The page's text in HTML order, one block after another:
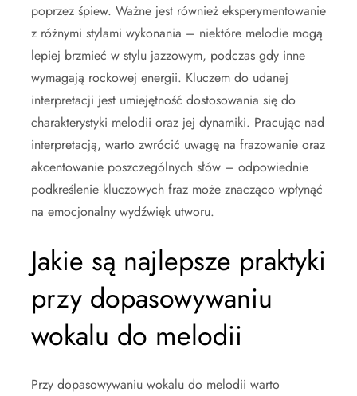
poprzez śpiew. Ważne jest również eksperymentowanie
z różnymi stylami wykonania – niektóre melodie mogą
lepiej brzmieć w stylu jazzowym, podczas gdy inne
wymagają rockowej energii. Kluczem do udanej
interpretacji jest umiejętność dostosowania się do
charakterystyki melodii oraz jej dynamiki. Pracując nad
interpretacją, warto zwrócić uwagę na frazowanie oraz
akcentowanie poszczególnych słów – odpowiednie
podkreślenie kluczowych fraz może znacząco wpłynąć
na emocjonalny wydźwięk utworu.
Jakie są najlepsze praktyki
przy dopasowywaniu
wokalu do melodii
Przy dopasowywaniu wokalu do melodii warto